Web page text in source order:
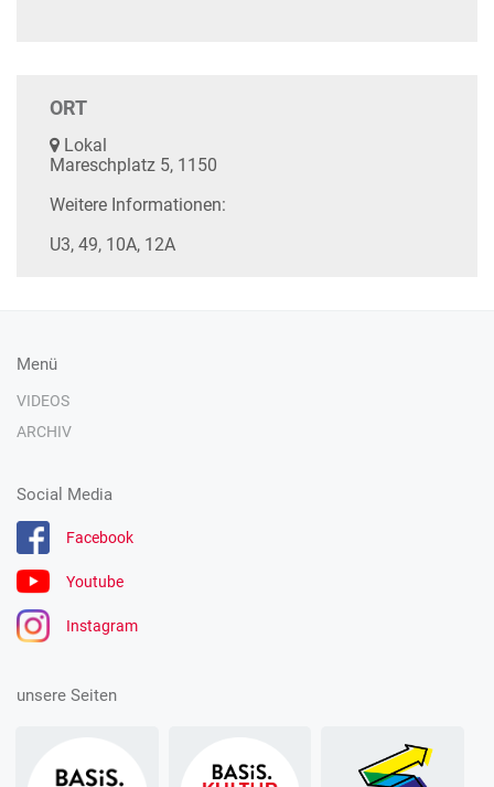
ORT
Lokal
Mareschplatz 5, 1150
Weitere Informationen:
U3, 49, 10A, 12A
Menü
VIDEOS
ARCHIV
Social Media
Facebook
Youtube
Instagram
unsere Seiten